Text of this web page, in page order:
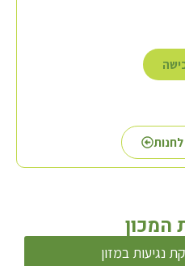
המכון
נגיעות במזון